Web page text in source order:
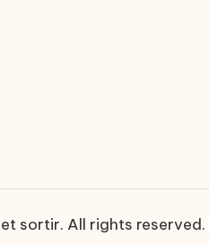
sortir. All rights reserved.